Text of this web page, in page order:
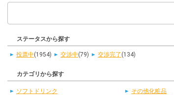
ステータスから探す
投票中(1954) 交渉中(79) 交渉完了 (134)
カテゴリから探す
ソフトドリンク
その他化粧品